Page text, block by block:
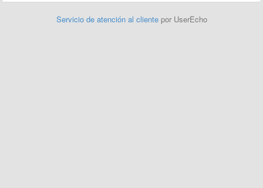
Servicio de atención al cliente por UserEcho